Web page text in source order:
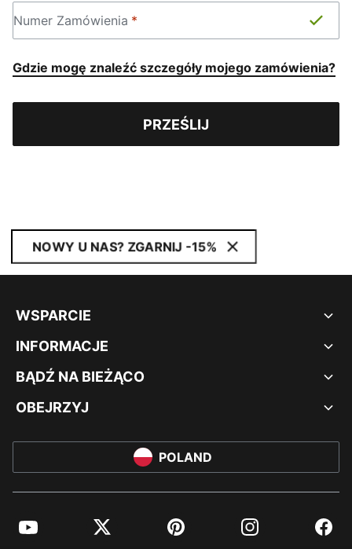
NUMER ZAMÓWIENIA
Numer Zamówienia *
Gdzie mogę znaleźć szczegóły mojego zamówienia?
PRZEŚLIJ
NOWY U NAS? ZGARNIJ -15%
WSPARCIE
INFORMACJE
BĄDŹ NA BIEŻĄCO
OBEJRZYJ
POLAND
YouTube Twitter Pinterest Instagram